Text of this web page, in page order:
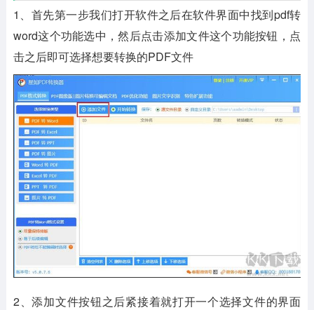
1、首先第一步我们打开软件之后在软件界面中找到pdf转
word这个功能选中，然后点击添加文件这个功能按钮，点
击之后即可选择想要转换的PDF文件
2、添加文件按钮之后紧接着就打开一个选择文件的界面